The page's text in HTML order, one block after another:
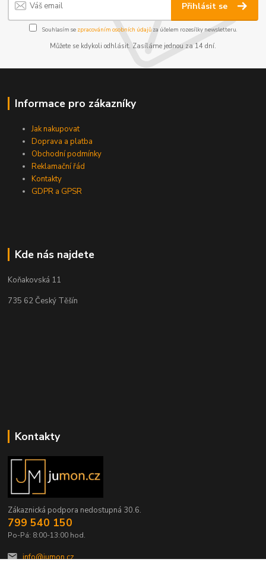
Přihlásit se
Souhlasím se zpracováním osobních údajůza účelem rozesílky newsletteru.
Můžete se kdykoli odhlásit. Zasíláme jednou za 14 dní.
Informace pro zákazníky
Jak nakupovat
Doprava a platba
Obchodní podmínky
Reklamační řád
Kontakty
GDPR a GPSR
Kde nás najdete
Koňakovská 11
735 62 Český Těšín
Kontakty
Zákaznická podpora nedostupná 30.6.
799 540 150
Po-Pá: 8:00-13:00 hod.
info@jumon.cz